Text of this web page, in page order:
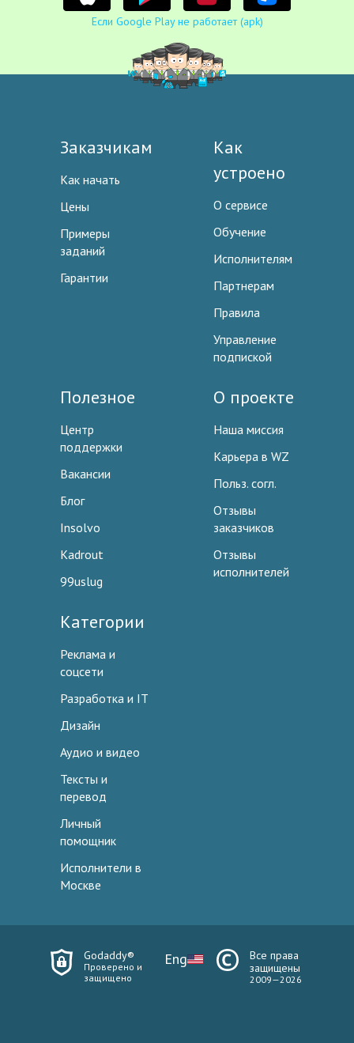
Если Google Play не работает (apk)
Заказчикам
Как начать
Цены
Примеры
заданий
Гарантии
Как
устроено
О сервисе
Обучение
Исполнителям
Партнерам
Правила
Управление
подпиской
Полезное
Центр
поддержки
Вакансии
Блог
Insolvo
Kadrout
99uslug
О проекте
Наша миссия
Карьера в WZ
Польз. согл.
Отзывы
заказчиков
Отзывы
исполнителей
Категории
Реклама и
соцсети
Разработка и IT
Дизайн
Аудио и видео
Тексты и
перевод
Личный
помощник
Исполнители в
Москве
Godaddy®
Проверено и
защищено
Eng
Все права
защищены
2009—2026